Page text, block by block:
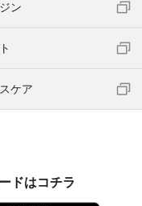
ン
ケア
ドはコチラ